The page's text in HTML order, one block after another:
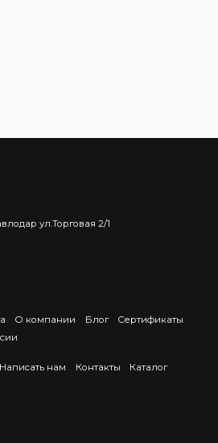
О компании Блог
Сертификаты
Написать нам Контакты Каталог
ул.Торговая 2/1